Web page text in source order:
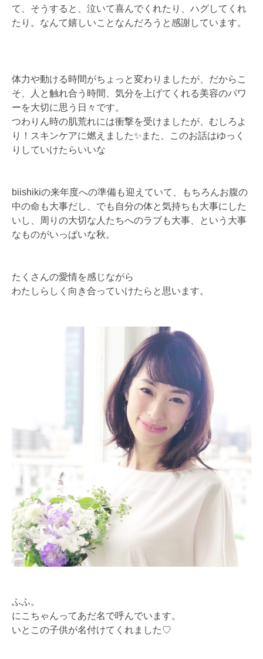
て、そうすると、泣いて喜んでくれたり、ハグしてくれ
たり。なんて嬉しいことなんだろうと感謝しています。
体力や動ける時間がちょっと変わりましたが、だからこ
そ、人と触れ合う時間、気分を上げてくれる美容のパワ
ーを大切に思う日々です。
つわりん時の肌荒れには衝撃を受けましたが、むしろよ
り！スキンケアに燃えました✨また、このお話はゆっく
りしていけたらいいな
biishikiの来年度への準備も迎えていて、もちろんお腹の
中の命も大事だし、でも自分の体と気持ちも大事にした
いし、周りの大切な人たちへのラブも大事、という大事
なものがいっぱいな秋。
たくさんの愛情を感じながら
わたしらしく向き合っていけたらと思います。
ふふ。
にこちゃんってあだ名で呼んでいます。
いとこの子供が名付けてくれました♡